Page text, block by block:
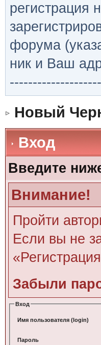
регистрация
форума
ник и Ваш
Новый
Вход
Введите
Внимание!
Пройти
Если вы не
Забыли
Вход
Имя пользователя (login)
Пароль